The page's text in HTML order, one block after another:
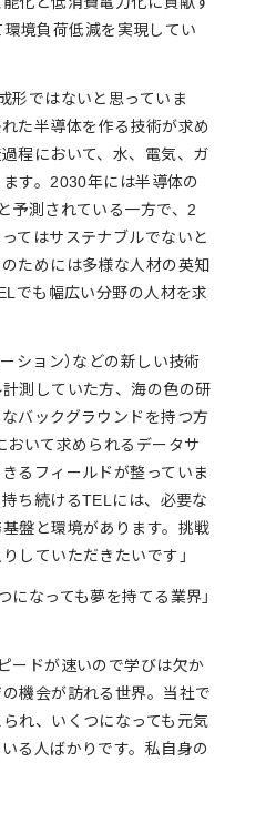
境負荷低減を実現してい
形ではないと思っていま
た半導体を作る技術が求め
程において、水、電気、ガ
す。2030年には半導体の
予測されている一方で、2
てはサステナブルでないと
ためには多様な人材の英知
でも幅広い分野の人材を求
ション）などの新しい技術
測していた方、海の色の研
バックグラウンドを持つ方
おいて求められるデータサ
るフィールドが整っていま
ち続けるTELには、必要な
盤と環境があります。挑戦
していただきたいです」
なっても夢を持てる業界」
ードが速いので学びは欠か
機会が訪れる世界。当社で
れ、いくつになっても元気
る人ばかりです。私自身の